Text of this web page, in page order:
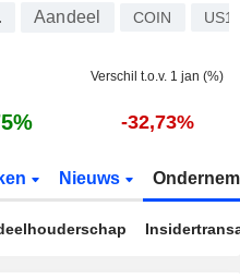
Aandeel COIN
Verschil t.o.v. 1 jan (%)
-32,73%
Nieuws